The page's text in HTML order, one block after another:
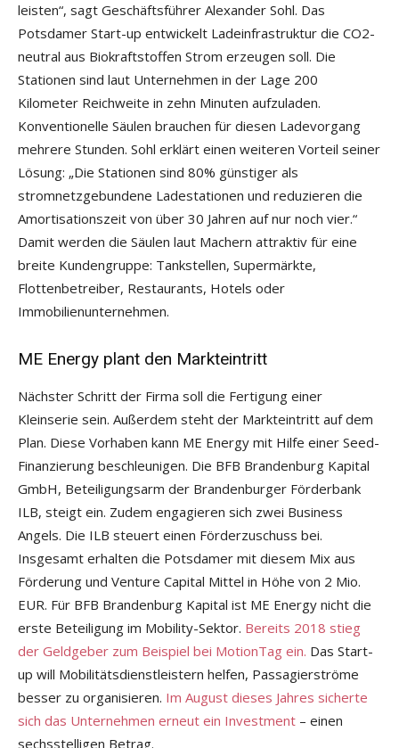
leisten“, sagt Geschäftsführer Alexander Sohl. Das
Potsdamer Start-up entwickelt Ladeinfrastruktur die CO2-
neutral aus Biokraftstoffen Strom erzeugen soll. Die
Stationen sind laut Unternehmen in der Lage 200
Kilometer Reichweite in zehn Minuten aufzuladen.
Konventionelle Säulen brauchen für diesen Ladevorgang
mehrere Stunden. Sohl erklärt einen weiteren Vorteil seiner
Lösung: „Die Stationen sind 80% günstiger als
stromnetzgebundene Ladestationen und reduzieren die
Amortisationszeit von über 30 Jahren auf nur noch vier.“
Damit werden die Säulen laut Machern attraktiv für eine
breite Kundengruppe: Tankstellen, Supermärkte,
Flottenbetreiber, Restaurants, Hotels oder
Immobilienunternehmen.
ME Energy plant den Markteintritt
Nächster Schritt der Firma soll die Fertigung einer
Kleinserie sein. Außerdem steht der Markteintritt auf dem
Plan. Diese Vorhaben kann ME Energy mit Hilfe einer Seed-
Finanzierung beschleunigen. Die BFB Brandenburg Kapital
GmbH, Beteiligungsarm der Brandenburger Förderbank
ILB, steigt ein. Zudem engagieren sich zwei Business
Angels. Die ILB steuert einen Förderzuschuss bei.
Insgesamt erhalten die Potsdamer mit diesem Mix aus
Förderung und Venture Capital Mittel in Höhe von 2 Mio.
EUR. Für BFB Brandenburg Kapital ist ME Energy nicht die
erste Beteiligung im Mobility-Sektor. Bereits 2018 stieg
der Geldgeber zum Beispiel bei MotionTag ein. Das Start-
up will Mobilitätsdienstleistern helfen, Passagierströme
besser zu organisieren. Im August dieses Jahres sicherte
sich das Unternehmen erneut ein Investment – einen
sechsstelligen Betrag.